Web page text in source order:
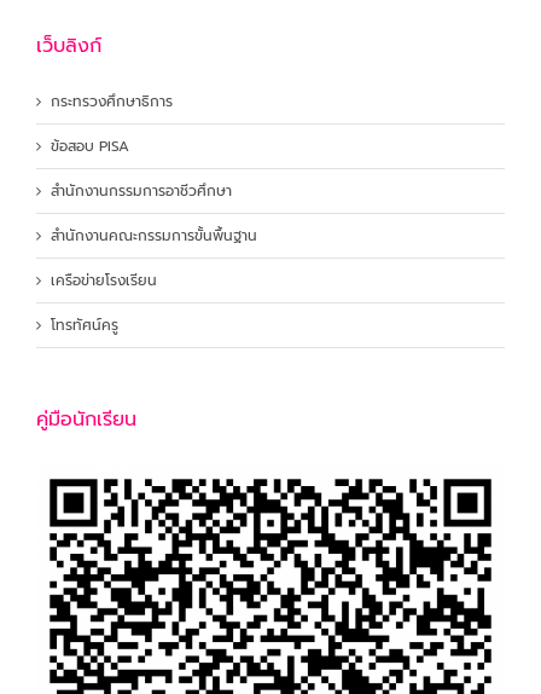
เว็บลิงก์
กระทรวงศึกษาธิการ
ข้อสอบ PISA
สำนักงานกรรมการอาชีวศึกษา
สำนักงานคณะกรรมการขั้นพื้นฐาน
เครือข่ายโรงเรียน
โทรทัศน์ครู
คู่มือนักเรียน